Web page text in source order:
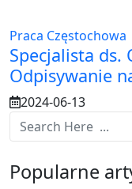
Praca Częstochowa
Specjalista ds.
Odpisywanie
2024-06-13
Popularne